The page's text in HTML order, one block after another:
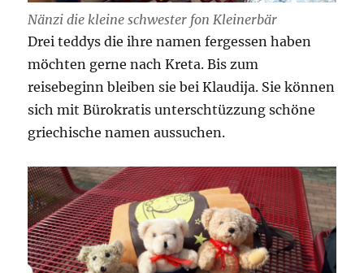
Nänzi die kleine schwester fon Kleinerbär
Drei teddys die ihre namen fergessen haben
möchten gerne nach Kreta. Bis zum
reisebeginn bleiben sie bei Klaudija. Sie können
sich mit Bürokratis unterschtüzzung schöne
griechische namen aussuchen.